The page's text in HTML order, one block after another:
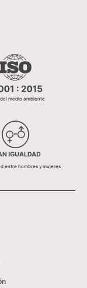
medio ambiente
entre hombres y mujeres